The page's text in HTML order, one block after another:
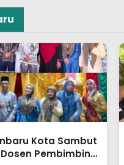
Melalui Meja
Perselisihan